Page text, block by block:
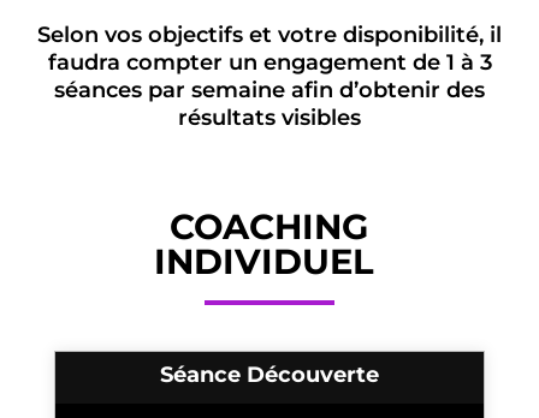
Selon vos objectifs et votre disponibilité, il
faudra compter un engagement de 1 à 3
séances par semaine afin d’obtenir des
résultats visibles
COACHING
INDIVIDUEL
Séance Découverte